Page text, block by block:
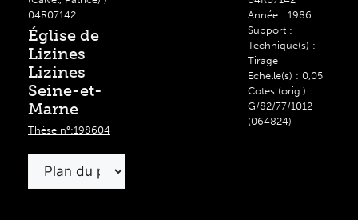
04R07142
Église de
Lizines
Lizines
Seine-et-
Marne
Thèse n°:198604
Année : 1986
Support :
Technique(s) :
Tirage
Echelle(s) : 0,05
Cotes (orig.) :
G/82/77/1012
(064824)